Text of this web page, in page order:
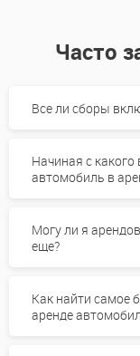
Часто
Все ли сборы
Начиная с
автомобиль в
Могу ли я
еще?
Как найти самое
аренде